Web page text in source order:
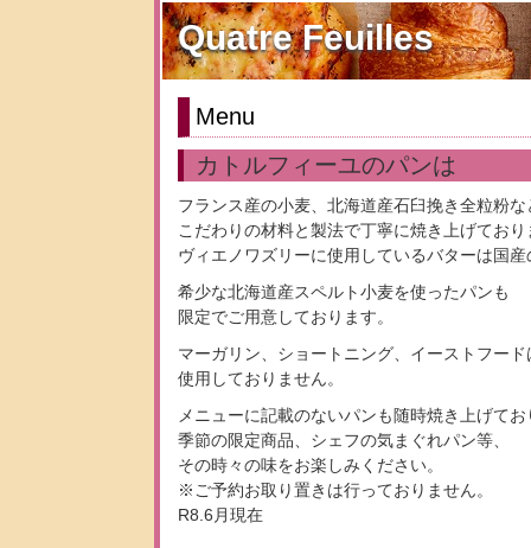
Quatre Feuilles
Menu
カトルフィーユのパンは
フランス産の小麦、北海道産石臼挽き全粒粉な
こだわりの材料と製法で丁寧に焼き上げており
ヴィエノワズリーに使用しているバターは国
希少な北海道産スペルト小麦を使ったパンも
限定でご用意しております。
マーガリン、ショートニング、イーストフード
使用しておりません。
メニューに記載のないパンも随時焼き上げて
季節の限定商品、シェフの気まぐれパン等、
その時々の味をお楽しみください。
※ご予約お取り置きは行っておりません。
R8.6月現在